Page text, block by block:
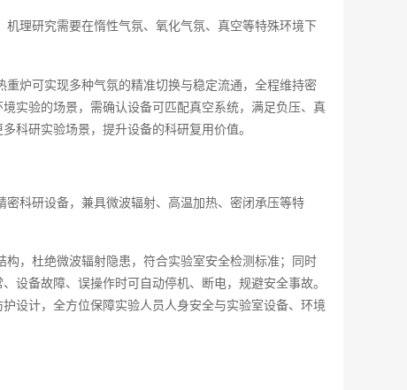
理研究需要在惰性气氛、氧化气氛、真空等特殊环境下
炉可实现多种气氛的精准切换与稳定流通，全程维持密
实验的场景，需确认设备可匹配真空系统，满足负压、真
科研实验场景，提升设备的科研复用价值。
科研设备，兼具微波辐射、高温加热、密闭承压等特
，杜绝微波辐射隐患，符合实验室安全检测标准；同时
设备故障、误操作时可自动停机、断电，规避安全事故。
设计，全方位保障实验人员人身安全与实验室设备、环境